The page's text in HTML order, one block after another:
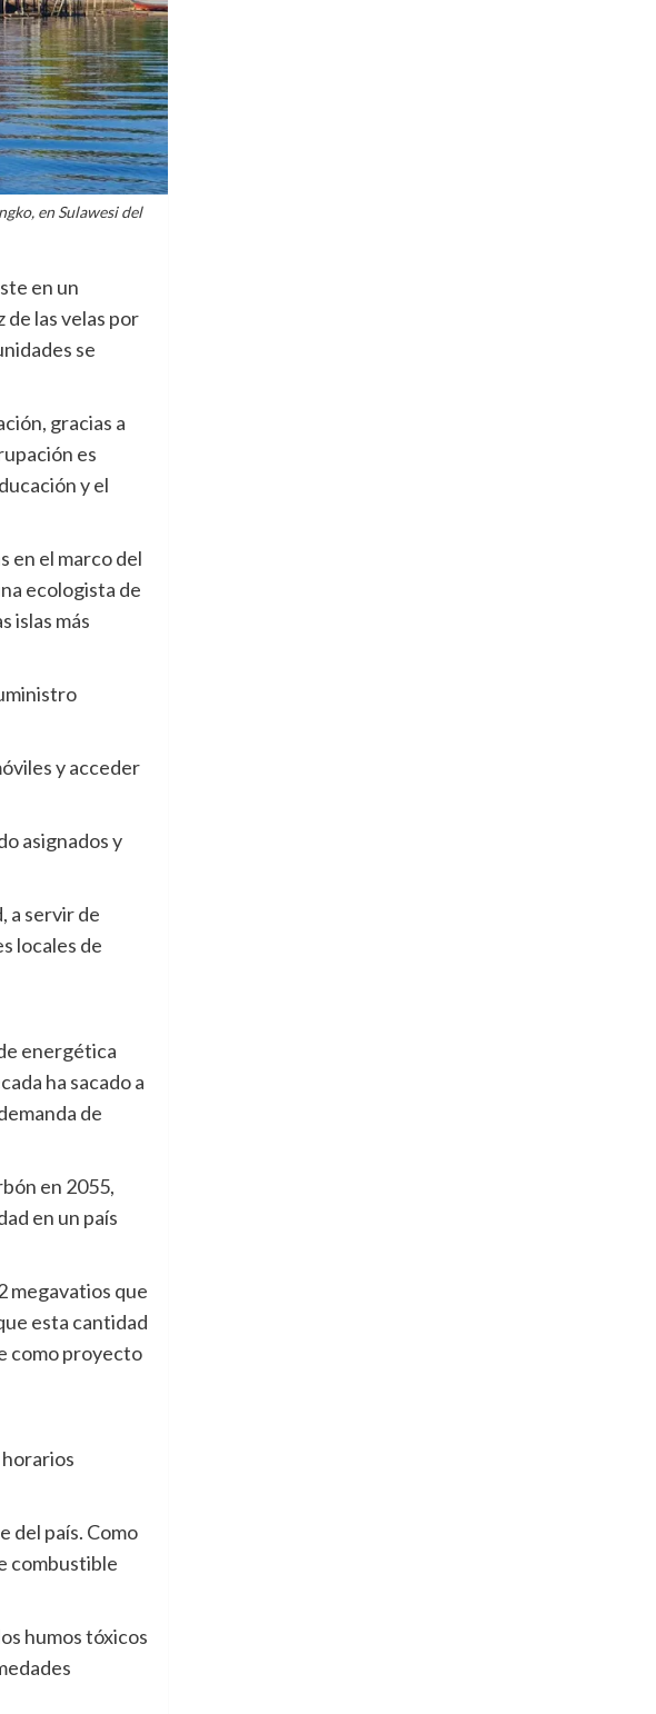
en Sulawesi del
en un
las velas por
se
gracias a
es
y el
en el marco del
ecologista de
islas más
y acceder
asignados y
a servir de
locales de
energética
ha sacado a
de
en 2055,
en un país
megavatios que
esta cantidad
como proyecto
del país. Como
combustible
humos tóxicos